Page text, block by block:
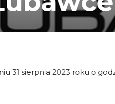
31 sierpnia 2023 roku o